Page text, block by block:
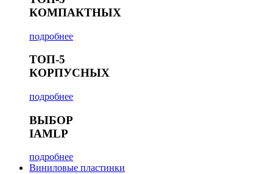
КОМПАКТНЫХ
подробнее
ТОП-5
КОРПУСНЫХ
подробнее
ВЫБОР
IAMLP
подробнее
Виниловые пластинки